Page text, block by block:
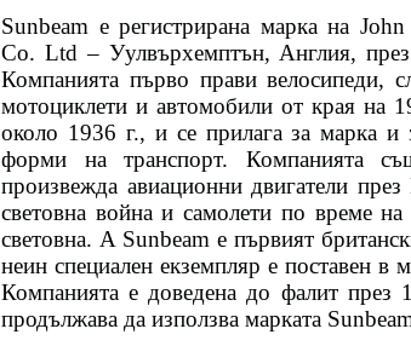
Sunbeam е регистрирана марка на
Co. Ltd – Уулвърхемптън, Англия,
Компанията първо прави велосипеди,
мотоциклети и автомобили от края на
около 1936 г., и се прилага за марка и
форми на транспорт. Компанията
произвежда авиационни двигатели през
световна война и самолети по време на
световна. A Sunbeam е първият
неин специален екземпляр е поставен в
Компанията е доведена до фалит през
продължава да използва марката